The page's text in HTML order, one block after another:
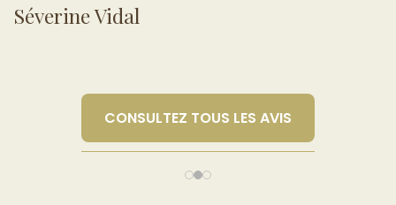
Kim Nay UY
CONSULTEZ TOUS LES AVIS